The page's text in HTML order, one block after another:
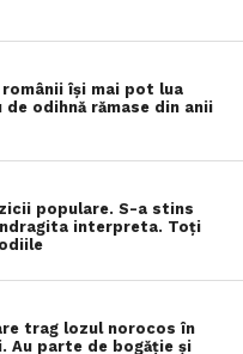
îşi mai pot lua
odihnă rămase din anii
populare. S-a stins
interpreta. Toți
trag lozul norocos în
Au parte de bogăție și